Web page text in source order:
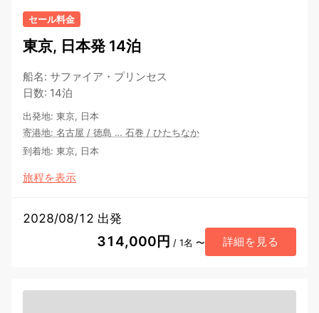
セール料金
東京, 日本発 14泊
船名: サファイア・プリンセス
日数: 14泊
出発地: 東京, 日本
寄港地: 名古屋 / 徳島 … 石巻 / ひたちなか
到着地: 東京, 日本
旅程を表示
2028/08/12 出発
314,000円 / 1名 〜 詳細を見る